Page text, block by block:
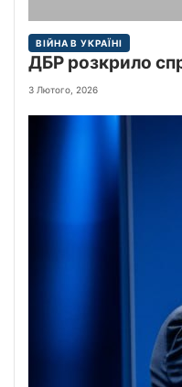
ВІЙНА В УКРАЇНІ
ДБР розкрило
3 Лютого, 2026